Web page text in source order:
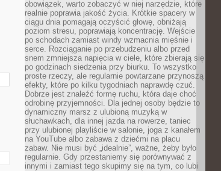
obowiązek, warto zobaczyć w niej narzędzie, które
realnie poprawia jakość życia. Krótkie spacery w
ciągu dnia pomagają oczyścić głowę, obniżają
poziom stresu, poprawiają koncentrację. Wejście
po schodach zamiast windy wzmacnia mięśnie i
serce. Rozciąganie po przebudzeniu albo przed
snem zmniejsza napięcia w ciele, które zbierają się
po godzinach siedzenia przy biurku. To wszystko
proste rzeczy, ale regularnie powtarzane przynoszą
efekty, które po kilku tygodniach naprawdę czuć.
Dobrze jest znaleźć formę ruchu, która daje choć
odrobinę przyjemności. Dla jednej osoby będzie to
dynamiczny marsz z ulubioną muzyką w
słuchawkach, dla innej jazda na rowerze, taniec
przy ulubionej playliście w salonie, joga z kanałem
na YouTube albo zabawa z dziećmi na placu
zabaw. Nie musi być „idealnie”, ważne, żeby było
regularnie. Gdy przestaniemy się porównywać z
innymi i zamiast tego skupimy się na tym, co lubi